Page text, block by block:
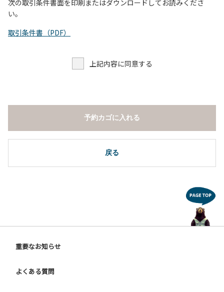
次の取引条件書面を印刷またはダウンロードしてお読みくださ
い。
取引条件書（PDF）
上記内容に同意する
戻る
予約カゴに入れる
重要なお知らせ
よくある質問